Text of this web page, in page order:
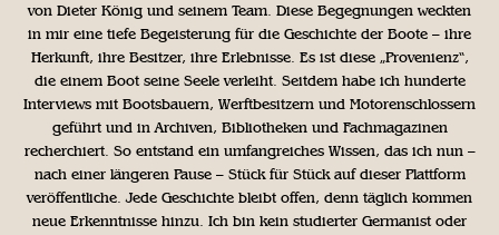
von Dieter König und seinem Team. Diese Begegnungen weckten
in mir eine tiefe Begeisterung für die Geschichte der Boote – ihre
Herkunft, ihre Besitzer, ihre Erlebnisse. Es ist diese „Provenienz“,
die einem Boot seine Seele verleiht. Seitdem habe ich hunderte
Interviews mit Bootsbauern, Werftbesitzern und Motorenschlossern
geführt und in Archiven, Bibliotheken und Fachmagazinen
recherchiert. So entstand ein umfangreiches Wissen, das ich nun –
nach einer längeren Pause – Stück für Stück auf dieser Plattform
veröffentliche. Jede Geschichte bleibt offen, denn täglich kommen
neue Erkenntnisse hinzu. Ich bin kein studierter Germanist oder